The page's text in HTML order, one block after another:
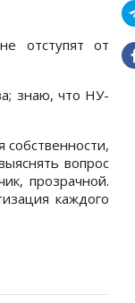
отступят от
знаю, что НУ-
вопрос
прозрачной.
каждого